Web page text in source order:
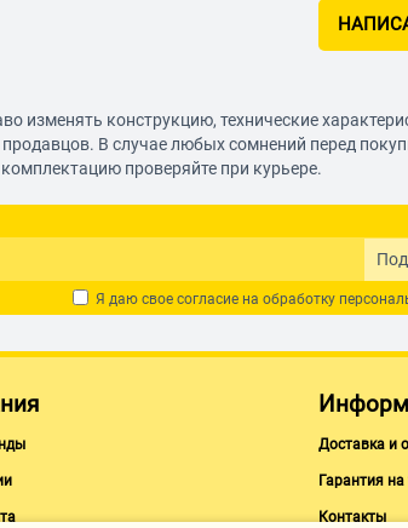
изменять конструкцию, технические
В случае любых сомнений перед
проверяйте при курьере.
Я даю свое согласие на обработку
Доставка и
Гарантия на
Контакты